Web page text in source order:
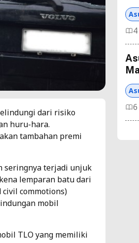
dari risiko
huru-hara.
tambahan premi
seringnya terjadi unjuk
lemparan batu dari
civil commotions)
mobil
TLO yang memiliki